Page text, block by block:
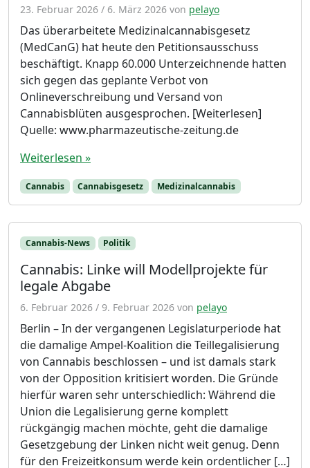
23. Februar 2026 / 6. März 2026 von pelayo
Das überarbeitete Medizinalcannabisgesetz
(MedCanG) hat heute den Petitionsausschuss
beschäftigt. Knapp 60.000 Unterzeichnende hatten
sich gegen das geplante Verbot von
Onlineverschreibung und Versand von
Cannabisblüten ausgesprochen. [Weiterlesen]
Quelle: www.pharmazeutische-zeitung.de
Weiterlesen »
Cannabis Cannabisgesetz Medizinalcannabis
Cannabis-News Politik
Cannabis: Linke will Modellprojekte für
legale Abgabe
6. Februar 2026 / 9. Februar 2026 von pelayo
Berlin – In der vergangenen Legislaturperiode hat
die damalige Ampel-Koalition die Teillegalisierung
von Cannabis beschlossen – und ist damals stark
von der Opposition kritisiert worden. Die Gründe
hierfür waren sehr unterschiedlich: Während die
Union die Legalisierung gerne komplett
rückgängig machen möchte, geht die damalige
Gesetzgebung der Linken nicht weit genug. Denn
für den Freizeitkonsum werde kein ordentlicher […]